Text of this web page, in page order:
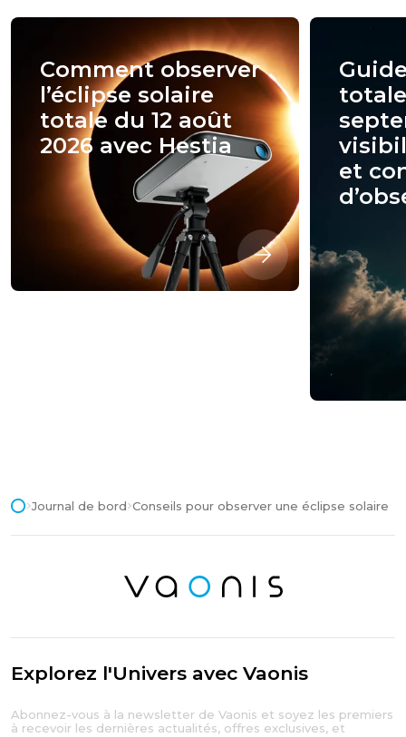
Comment observer
l’éclipse solaire
totale du 12 août
2026 avec Hestia
et
Journal de bord Conseils pour observer une éclipse solaire
Explorez l'Univers avec Vaonis
Abonnez-vous à la newsletter de Vaonis et soyez les premiers
à recevoir les dernières actualités, offres exclusives, et